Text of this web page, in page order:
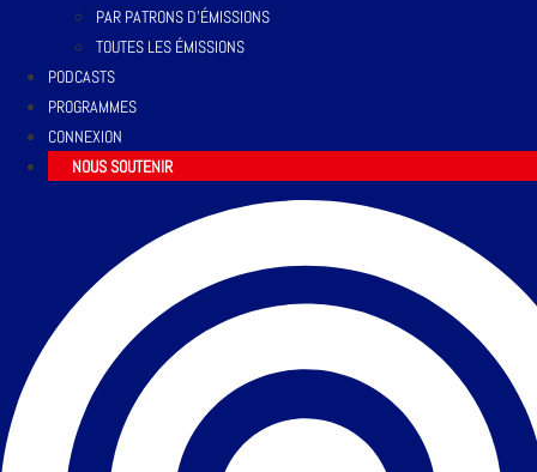
PAR PATRONS D’ÉMISSIONS
TOUTES LES ÉMISSIONS
PODCASTS
PROGRAMMES
CONNEXION
NOUS SOUTENIR